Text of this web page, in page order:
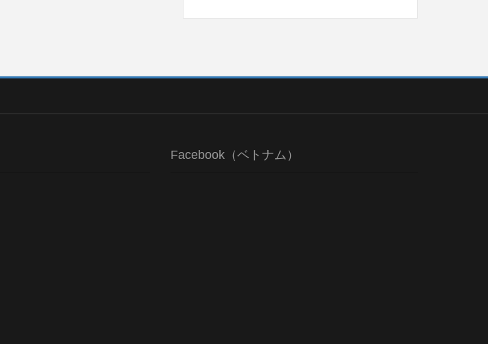
Facebook（ベトナム）